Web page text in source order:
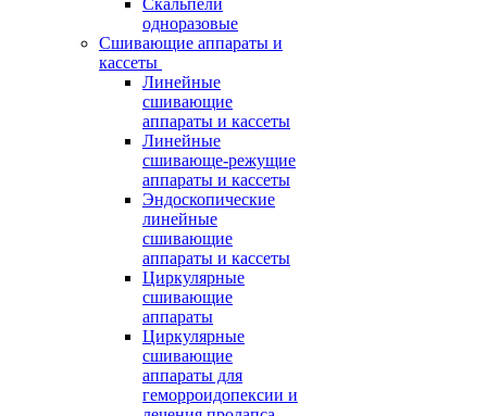
Скальпели
одноразовые
Сшивающие аппараты и
кассеты
Линейные
сшивающие
аппараты и кассеты
Линейные
сшивающе-режущие
аппараты и кассеты
Эндоскопические
линейные
сшивающие
аппараты и кассеты
Циркулярные
сшивающие
аппараты
Циркулярные
сшивающие
аппараты для
геморроидопексии и